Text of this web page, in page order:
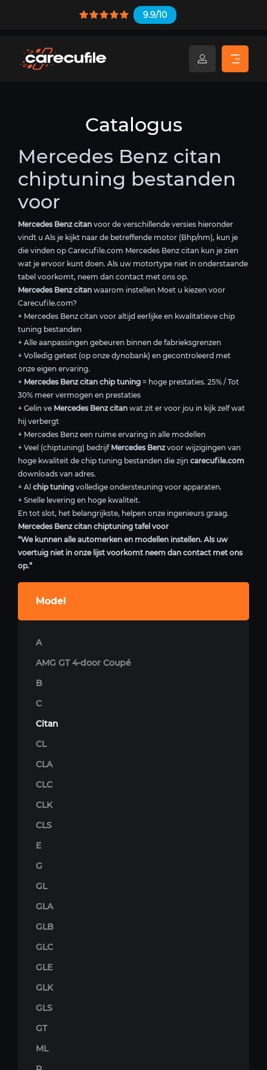
9.9/10
Catalogus
Mercedes Benz citan
chiptuning bestanden
voor
Mercedes Benz citan voor de verschillende versies hieronder
vindt u Als je kijkt naar de betreffende motor (Bhp/nm), kun je
die vinden op Carecufile.com Mercedes Benz citan kun je zien
wat je ervoor kunt doen. Als uw motortype niet in onderstaande
tabel voorkomt, neem dan contact met ons op.
Mercedes Benz citan waarom instellen Moet u kiezen voor
Carecufile.com?
+ Mercedes Benz citan voor altijd eerlijke en kwalitatieve chip
tuning bestanden
+ Alle aanpassingen gebeuren binnen de fabrieksgrenzen
+ Volledig getest (op onze dynobank) en gecontroleerd met
onze eigen ervaring.
+ Mercedes Benz citan chip tuning = hoge prestaties. 25% / Tot
30% meer vermogen en prestaties
+ Gelin ve Mercedes Benz citan wat zit er voor jou in kijk zelf wat
hij verbergt
+ Mercedes Benz een ruime ervaring in alle modellen
+ Veel (chiptuning) bedrijf Mercedes Benzvoor wijzigingen van
hoge kwaliteit de chip tuning bestanden die zijn carecufile.com
downloads van adres.
+ Al chip tuning volledige ondersteuning voor apparaten.
+ Snelle levering en hoge kwaliteit.
En tot slot, het belangrijkste, helpen onze ingenieurs graag.
Mercedes Benz citan chiptuning tafel voor
“We kunnen alle automerken en modellen instellen. Als uw
voertuig niet in onze lijst voorkomt neem dan contact met ons
op.”
Model
A
AMG GT 4-door Coupé
B
C
Citan
CL
CLA
CLC
CLK
CLS
E
G
GL
GLA
GLB
GLC
GLE
GLK
GLS
GT
ML